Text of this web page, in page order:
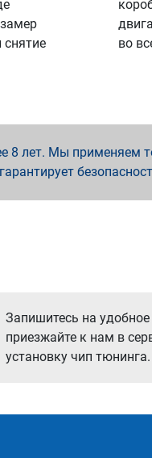
во
лет. Мы применяем
Запишитесь на
приезжайте к нам в
установку чип тюнинга.